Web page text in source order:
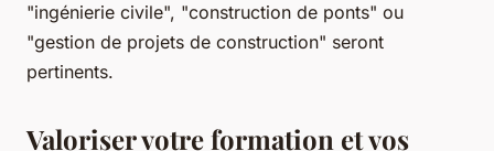
"ingénierie civile", "construction de ponts" ou
"gestion de projets de construction" seront
pertinents.
Valoriser votre formation et vos